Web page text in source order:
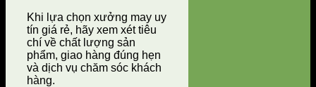
Khi lựa chọn xưởng may uy
tín giá rẻ, hãy xem xét tiêu
chí về chất lượng sản
phẩm, giao hàng đúng hẹn
và dịch vụ chăm sóc khách
hàng.